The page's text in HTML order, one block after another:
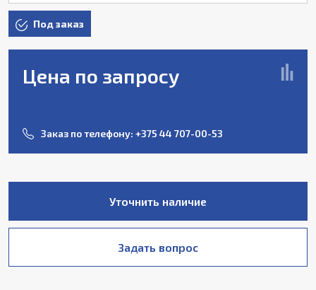
Под заказ
Цена по запросу
Заказ по телефону: +375 44 707-00-53
Уточнить наличие
Задать вопрос